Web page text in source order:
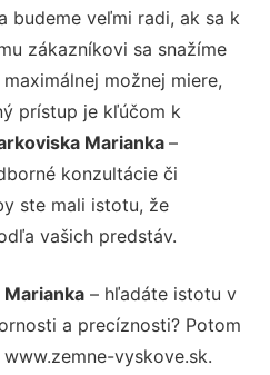
budeme veľmi radi, ak sa k
zákazníkovi sa snažíme
možnej miere,
prístup je kľúčom k
Marianka –
konzultácie či
ste mali istotu, že
vašich predstáv.
– hľadáte istotu v
a precíznosti? Potom
vyskove.sk.